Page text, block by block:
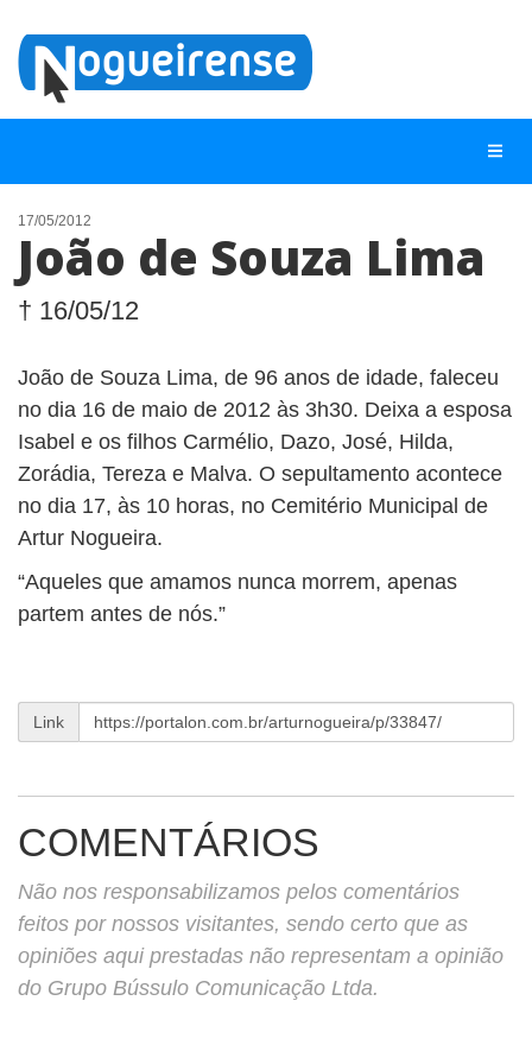
NOTÍCIAS
LISTA DIGITAL
QUEM SOMOS
CONTATO
ANUNCIE
17/05/2012
João de Souza Lima
† 16/05/12
João de Souza Lima, de 96 anos de idade, faleceu
no dia 16 de maio de 2012 às 3h30. Deixa a esposa
Isabel e os filhos Carmélio, Dazo, José, Hilda,
Zorádia, Tereza e Malva. O sepultamento acontece
no dia 17, às 10 horas, no Cemitério Municipal de
Artur Nogueira.
“Aqueles que amamos nunca morrem, apenas
partem antes de nós.”
Link
COMENTÁRIOS
Não nos responsabilizamos pelos comentários
feitos por nossos visitantes, sendo certo que as
opiniões aqui prestadas não representam a opinião
do Grupo Bússulo Comunicação Ltda.